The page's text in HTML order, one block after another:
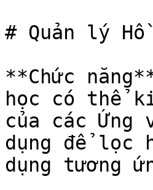
# Quản lý
**Chức
học có thể
của các Ứng
dụng để lọc